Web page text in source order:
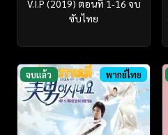
V.I.P (2019) ตอนที่ 1-16 จบ
ซับไทย
จบแล้ว พากย์ไทย